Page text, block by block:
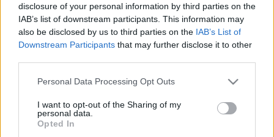
disclosure of your personal information by third parties on the
IAB’s list of downstream participants. This information may
also be disclosed by us to third parties on the IAB’s List of
Downstream Participants that may further disclose it to other
Please note that this website/app uses one or more Google
not limited to your visit or usage behaviour. You may click to
grant or deny consent to Google and its third-party tags to
use your data for below specified purposes in below Google
Personal Data Processing Opt Outs
I want to opt-out of the Sharing of my
personal data.
Opted In
fogalmazta a 2019. március 2-án elhunyt Artisjus-díjas
táncdalénekes, előadóművész, humorista, showman, Koós
János. A székely családban született művészt a Micsoda
később pedig olyan örökzöld slágerek fűződtek a nevéhez,
twist, a Kit érdekel, a Barátok nélkül, az Annyi ember él a
Földön és a Kislány a zongoránál.